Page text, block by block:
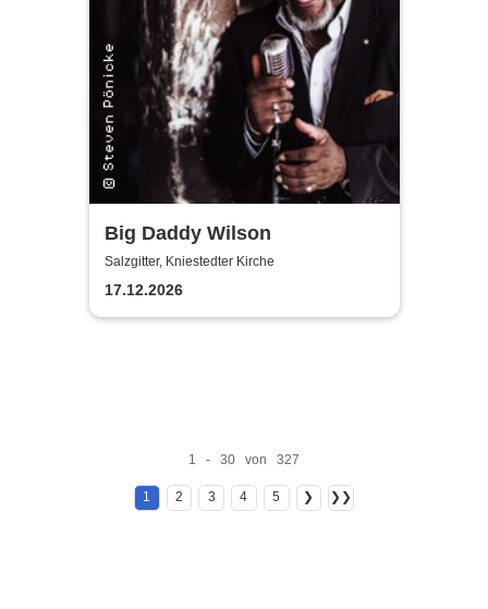
Big Daddy Wilson
Salzgitter, Kniestedter Kirche
17.12.2026
1 - 30 von 327
1 2 3 4 5 ❯ ❯❯